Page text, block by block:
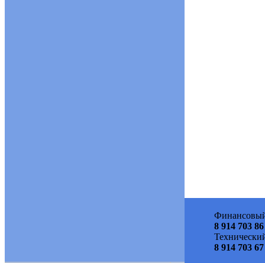
8 914 703
8 914 703